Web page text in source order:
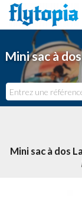
Mini sac à
Mini sac à dos